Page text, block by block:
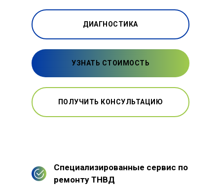
ДИАГНОСТИКА
УЗНАТЬ СТОИМОСТЬ
ПОЛУЧИТЬ КОНСУЛЬТАЦИЮ
Специализированные сервис по
ремонту ТНВД